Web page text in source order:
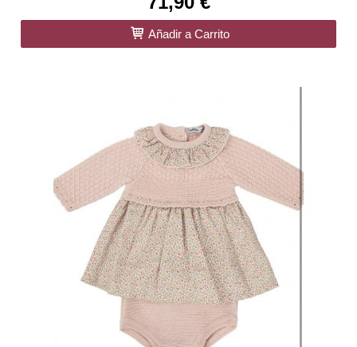
Añadir a Carrito